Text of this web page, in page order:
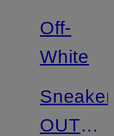
Off-
White
Sneaker
OUT